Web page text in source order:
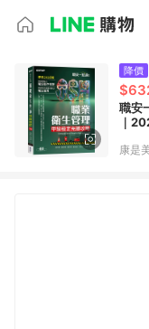
降價
職安
｜
康是